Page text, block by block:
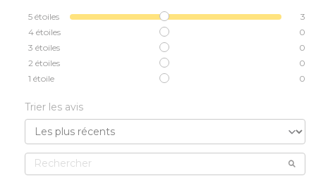
5 étoiles
3
4 étoiles
0
3 étoiles
0
2 étoiles
0
1 étoile 0
Trier les avis